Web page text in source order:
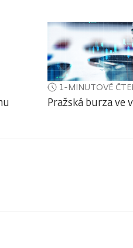
1-MINUTOVÉ
Pražská burza ve